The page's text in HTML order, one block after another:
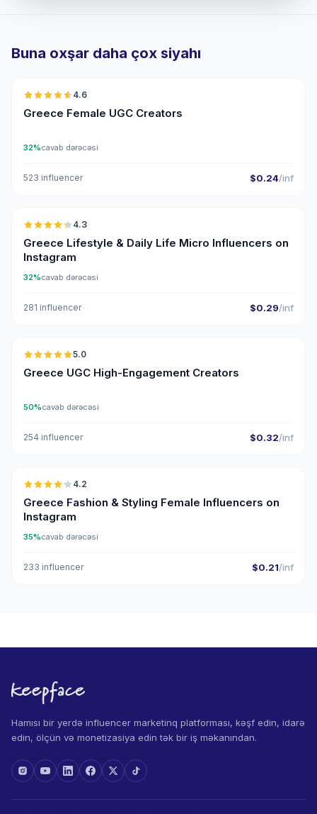
Buna oxşar daha çox siyahı
4.6
Greece Female UGC Creators
32%cavab dərəcəsi
523 influencer $0.24/inf
🇬🇷
4.3
Greece Lifestyle & Daily Life Micro Influencers on
Instagram
32%cavab dərəcəsi
281 influencer $0.29/inf
🇬🇷
5.0
Greece UGC High-Engagement Creators
50%cavab dərəcəsi
254 influencer $0.32/inf
🇬🇷
4.2
Greece Fashion & Styling Female Influencers on
Instagram
35%cavab dərəcəsi
233 influencer $0.21/inf
Hamısı bir yerdə influencer marketinq platforması, kəşf edin, idarə
edin, ölçün və monetizasiya edin tək bir iş məkanından.